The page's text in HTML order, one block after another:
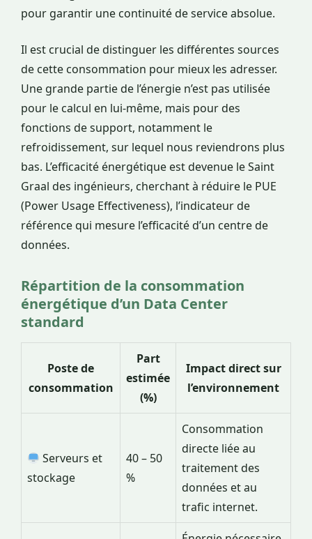
pour garantir une continuité de service absolue.
Il est crucial de distinguer les différentes sources
de cette consommation pour mieux les adresser.
Une grande partie de l’énergie n’est pas utilisée
pour le calcul en lui-même, mais pour des
fonctions de support, notamment le
refroidissement, sur lequel nous reviendrons plus
bas. L’efficacité énergétique est devenue le Saint
Graal des ingénieurs, cherchant à réduire le PUE
(Power Usage Effectiveness), l’indicateur de
référence qui mesure l’efficacité d’un centre de
données.
Répartition de la consommation
énergétique d’un Data Center
standard
Poste de
consommation
Part
estimée
(%)
Impact direct sur
l’environnement
Serveurs et
stockage
40 – 50
%
Consommation
directe liée au
traitement des
données et au
trafic internet.